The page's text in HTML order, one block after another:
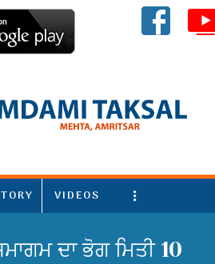
VIDEOS More
ਦਾ ਭੋਗ ਮਿਤੀ 10